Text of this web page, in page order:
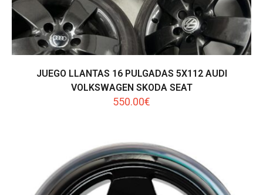
JUEGO LLANTAS 16 PULGADAS 5X112 AUDI
VOLKSWAGEN SKODA SEAT
550.00€